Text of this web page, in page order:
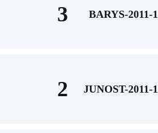
3 BARYS-2011-1
2 JUNOST-2011-1